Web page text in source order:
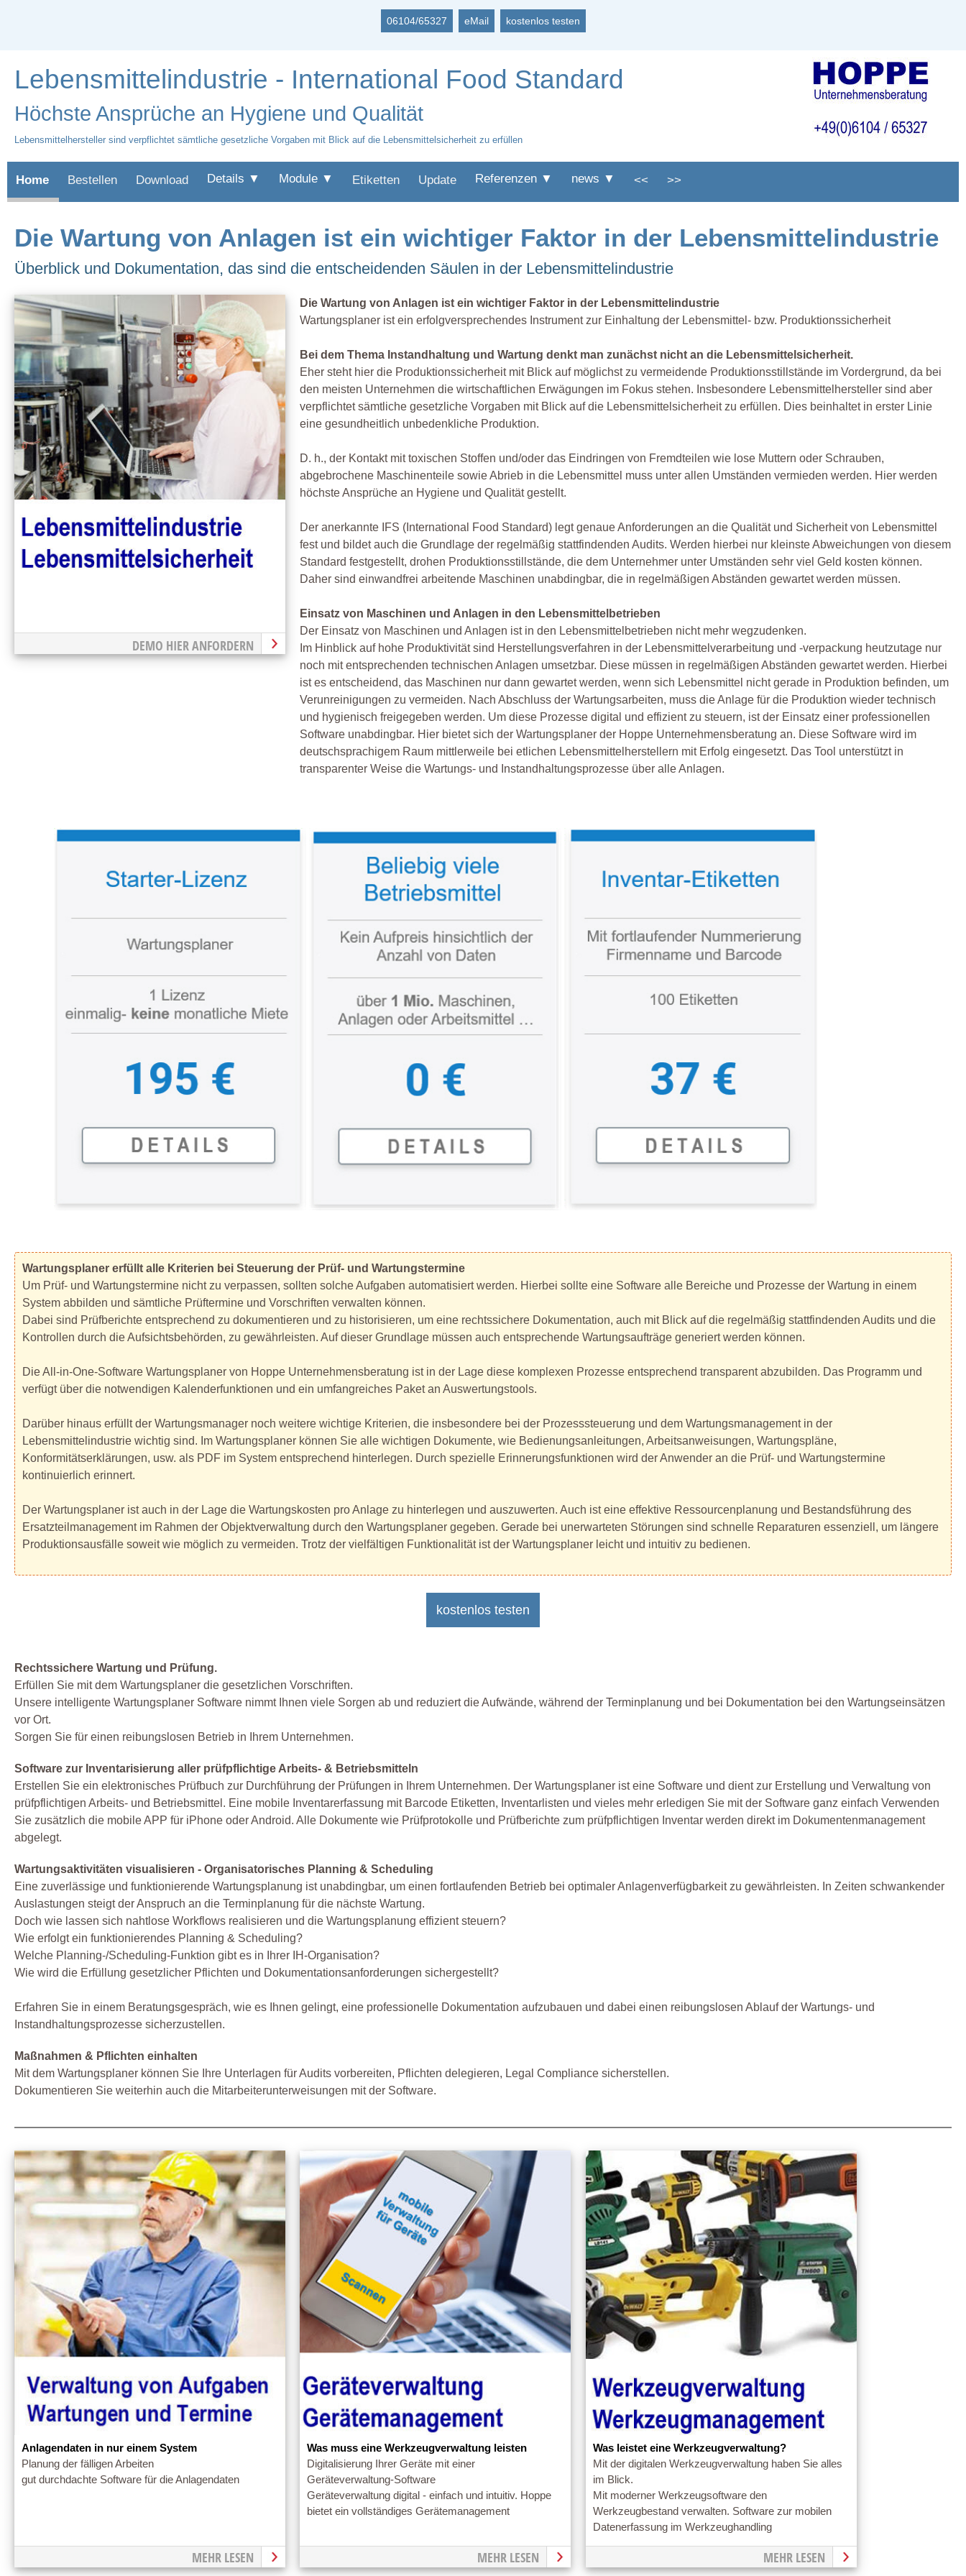
06104/65327 eMail kostenlos testen
Lebensmittelindustrie - International Food Standard
Höchste Ansprüche an Hygiene und Qualität
Lebensmittelhersteller sind verpflichtet sämtliche gesetzliche Vorgaben mit Blick auf die Lebensmittelsicherheit zu erfüllen
Home Bestellen Download Details ▼ Module ▼ Etiketten Update Referenzen ▼ news ▼ << >>
Die Wartung von Anlagen ist ein wichtiger Faktor in der Lebensmittelindustrie
Überblick und Dokumentation, das sind die entscheidenden Säulen in der Lebensmittelindustrie
DEMO HIER ANFORDERN
Die Wartung von Anlagen ist ein wichtiger Faktor in der Lebensmittelindustrie
Wartungsplaner ist ein erfolgversprechendes Instrument zur Einhaltung der Lebensmittel- bzw. Produktionssicherheit
Bei dem Thema Instandhaltung und Wartung denkt man zunächst nicht an die Lebensmittelsicherheit.
Eher steht hier die Produktionssicherheit mit Blick auf möglichst zu vermeidende Produktionsstillstände im Vordergrund, da bei
den meisten Unternehmen die wirtschaftlichen Erwägungen im Fokus stehen. Insbesondere Lebensmittelhersteller sind aber
verpflichtet sämtliche gesetzliche Vorgaben mit Blick auf die Lebensmittelsicherheit zu erfüllen. Dies beinhaltet in erster Linie
eine gesundheitlich unbedenkliche Produktion.
D. h., der Kontakt mit toxischen Stoffen und/oder das Eindringen von Fremdteilen wie lose Muttern oder Schrauben,
abgebrochene Maschinenteile sowie Abrieb in die Lebensmittel muss unter allen Umständen vermieden werden. Hier werden
höchste Ansprüche an Hygiene und Qualität gestellt.
Der anerkannte IFS (International Food Standard) legt genaue Anforderungen an die Qualität und Sicherheit von Lebensmittel
fest und bildet auch die Grundlage der regelmäßig stattfindenden Audits. Werden hierbei nur kleinste Abweichungen von diesem
Standard festgestellt, drohen Produktionsstillstände, die dem Unternehmer unter Umständen sehr viel Geld kosten können.
Daher sind einwandfrei arbeitende Maschinen unabdingbar, die in regelmäßigen Abständen gewartet werden müssen.
Einsatz von Maschinen und Anlagen in den Lebensmittelbetrieben
Der Einsatz von Maschinen und Anlagen ist in den Lebensmittelbetrieben nicht mehr wegzudenken.
Im Hinblick auf hohe Produktivität sind Herstellungsverfahren in der Lebensmittelverarbeitung und -verpackung heutzutage nur
noch mit entsprechenden technischen Anlagen umsetzbar. Diese müssen in regelmäßigen Abständen gewartet werden. Hierbei
ist es entscheidend, das Maschinen nur dann gewartet werden, wenn sich Lebensmittel nicht gerade in Produktion befinden, um
Verunreinigungen zu vermeiden. Nach Abschluss der Wartungsarbeiten, muss die Anlage für die Produktion wieder technisch
und hygienisch freigegeben werden. Um diese Prozesse digital und effizient zu steuern, ist der Einsatz einer professionellen
Software unabdingbar. Hier bietet sich der Wartungsplaner der Hoppe Unternehmensberatung an. Diese Software wird im
deutschsprachigem Raum mittlerweile bei etlichen Lebensmittelherstellern mit Erfolg eingesetzt. Das Tool unterstützt in
transparenter Weise die Wartungs- und Instandhaltungsprozesse über alle Anlagen.
Wartungsplaner erfüllt alle Kriterien bei Steuerung der Prüf- und Wartungstermine
Um Prüf- und Wartungstermine nicht zu verpassen, sollten solche Aufgaben automatisiert werden. Hierbei sollte eine Software alle Bereiche und Prozesse der Wartung in einem
System abbilden und sämtliche Prüftermine und Vorschriften verwalten können.
Dabei sind Prüfberichte entsprechend zu dokumentieren und zu historisieren, um eine rechtssichere Dokumentation, auch mit Blick auf die regelmäßig stattfindenden Audits und die
Kontrollen durch die Aufsichtsbehörden, zu gewährleisten. Auf dieser Grundlage müssen auch entsprechende Wartungsaufträge generiert werden können.
Die All-in-One-Software Wartungsplaner von Hoppe Unternehmensberatung ist in der Lage diese komplexen Prozesse entsprechend transparent abzubilden. Das Programm und
verfügt über die notwendigen Kalenderfunktionen und ein umfangreiches Paket an Auswertungstools.
Darüber hinaus erfüllt der Wartungsmanager noch weitere wichtige Kriterien, die insbesondere bei der Prozesssteuerung und dem Wartungsmanagement in der
Lebensmittelindustrie wichtig sind. Im Wartungsplaner können Sie alle wichtigen Dokumente, wie Bedienungsanleitungen, Arbeitsanweisungen, Wartungspläne,
Konformitätserklärungen, usw. als PDF im System entsprechend hinterlegen. Durch spezielle Erinnerungsfunktionen wird der Anwender an die Prüf- und Wartungstermine
kontinuierlich erinnert.
Der Wartungsplaner ist auch in der Lage die Wartungskosten pro Anlage zu hinterlegen und auszuwerten. Auch ist eine effektive Ressourcenplanung und Bestandsführung des
Ersatzteilmanagement im Rahmen der Objektverwaltung durch den Wartungsplaner gegeben. Gerade bei unerwarteten Störungen sind schnelle Reparaturen essenziell, um längere
Produktionsausfälle soweit wie möglich zu vermeiden. Trotz der vielfältigen Funktionalität ist der Wartungsplaner leicht und intuitiv zu bedienen.
kostenlos testen
Rechtssichere Wartung und Prüfung.
Erfüllen Sie mit dem Wartungsplaner die gesetzlichen Vorschriften.
Unsere intelligente Wartungsplaner Software nimmt Ihnen viele Sorgen ab und reduziert die Aufwände, während der Terminplanung und bei Dokumentation bei den Wartungseinsätzen
vor Ort.
Sorgen Sie für einen reibungslosen Betrieb in Ihrem Unternehmen.
Software zur Inventarisierung aller prüfpflichtige Arbeits- & Betriebsmitteln
Erstellen Sie ein elektronisches Prüfbuch zur Durchführung der Prüfungen in Ihrem Unternehmen. Der Wartungsplaner ist eine Software und dient zur Erstellung und Verwaltung von
prüfpflichtigen Arbeits- und Betriebsmittel. Eine mobile Inventarerfassung mit Barcode Etiketten, Inventarlisten und vieles mehr erledigen Sie mit der Software ganz einfach Verwenden
Sie zusätzlich die mobile APP für iPhone oder Android. Alle Dokumente wie Prüfprotokolle und Prüfberichte zum prüfpflichtigen Inventar werden direkt im Dokumentenmanagement
abgelegt.
Wartungsaktivitäten visualisieren - Organisatorisches Planning & Scheduling
Eine zuverlässige und funktionierende Wartungsplanung ist unabdingbar, um einen fortlaufenden Betrieb bei optimaler Anlagenverfügbarkeit zu gewährleisten. In Zeiten schwankender
Auslastungen steigt der Anspruch an die Terminplanung für die nächste Wartung.
Doch wie lassen sich nahtlose Workflows realisieren und die Wartungsplanung effizient steuern?
Wie erfolgt ein funktionierendes Planning & Scheduling?
Welche Planning-/Scheduling-Funktion gibt es in Ihrer IH-Organisation?
Wie wird die Erfüllung gesetzlicher Pflichten und Dokumentationsanforderungen sichergestellt?
Erfahren Sie in einem Beratungsgespräch, wie es Ihnen gelingt, eine professionelle Dokumentation aufzubauen und dabei einen reibungslosen Ablauf der Wartungs- und
Instandhaltungsprozesse sicherzustellen.
Maßnahmen & Pflichten einhalten
Mit dem Wartungsplaner können Sie Ihre Unterlagen für Audits vorbereiten, Pflichten delegieren, Legal Compliance sicherstellen.
Dokumentieren Sie weiterhin auch die Mitarbeiterunterweisungen mit der Software.
Anlagendaten in nur einem System
Planung der fälligen Arbeiten
gut durchdachte Software für die Anlagendaten
MEHR LESEN
Was muss eine Werkzeugverwaltung leisten
Digitalisierung Ihrer Geräte mit einer
Geräteverwaltung-Software
Geräteverwaltung digital - einfach und intuitiv. Hoppe
bietet ein vollständiges Gerätemanagement
MEHR LESEN
Was leistet eine Werkzeugverwaltung?
Mit der digitalen Werkzeugverwaltung haben Sie alles
im Blick.
Mit moderner Werkzeugsoftware den
Werkzeugbestand verwalten. Software zur mobilen
Datenerfassung im Werkzeughandling
MEHR LESEN